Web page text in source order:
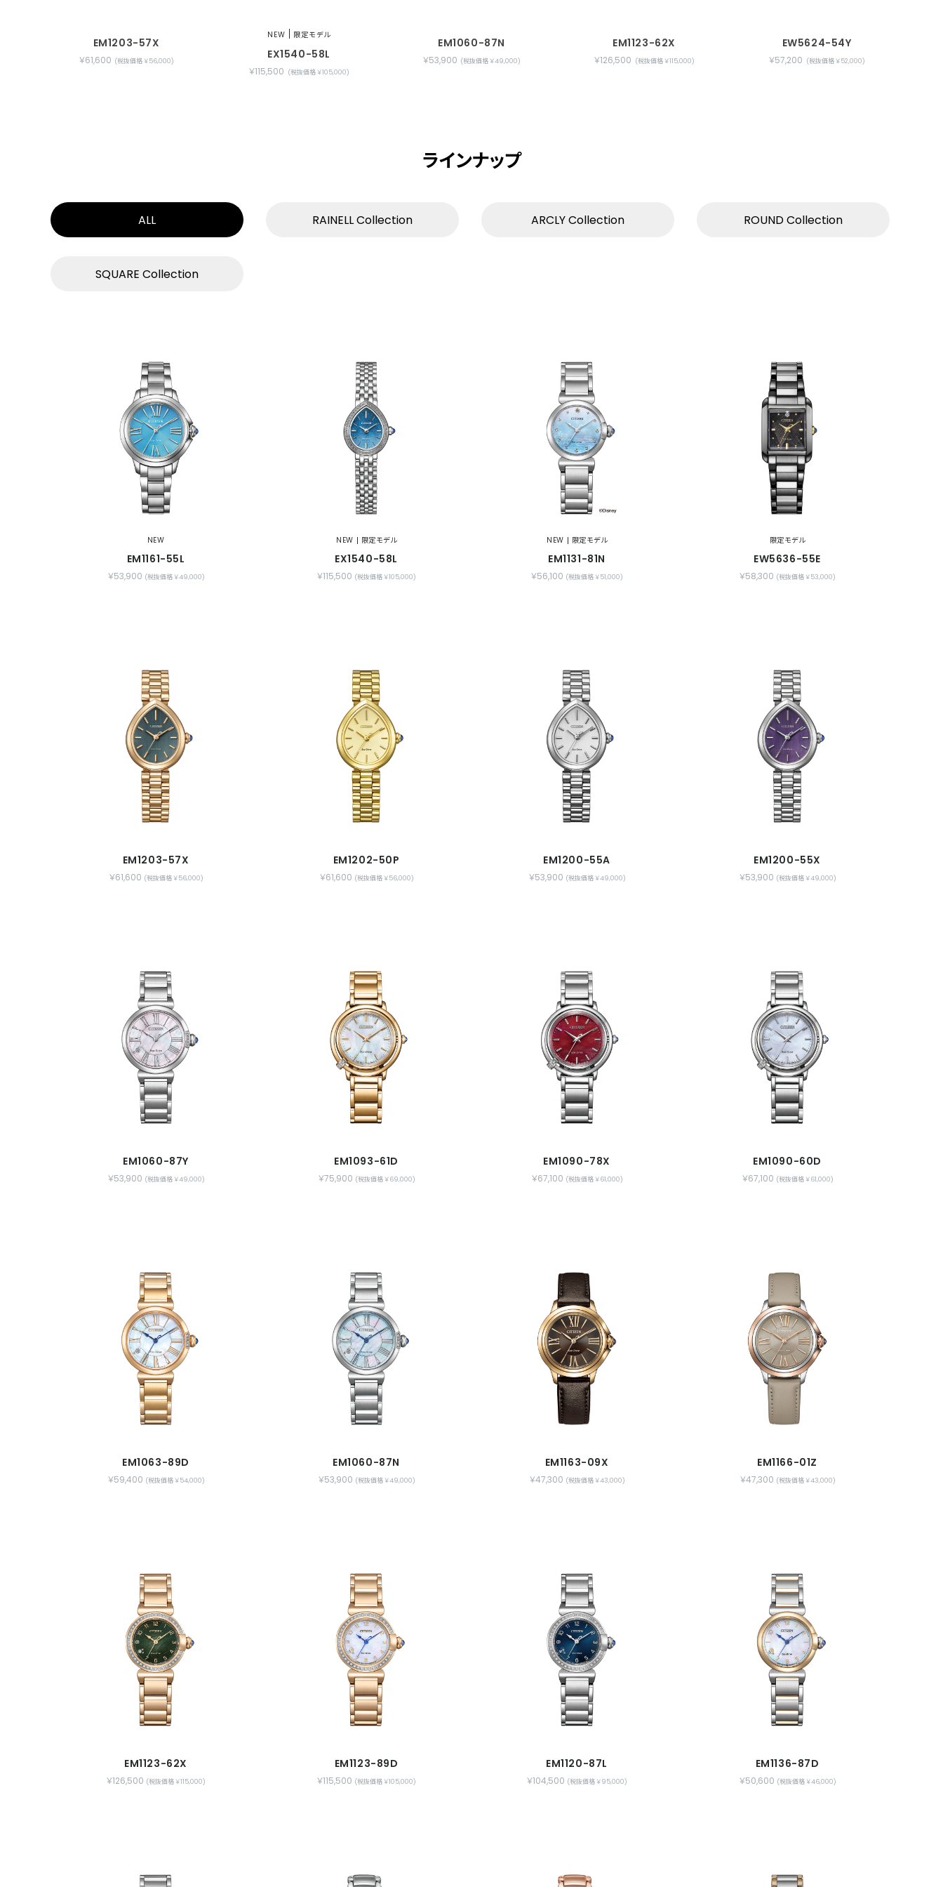
EM1203-57X
￥61,600 (税抜価格 ￥56,000)
NEW 限定モデル
EX1540-58L
￥115,500 (税抜価格 ￥105,000)
EM1060-87N
￥53,900 (税抜価格 ￥49,000)
EM1123-62X
￥126,500 (税抜価格 ￥115,000)
EW5624-54Y
￥57,200 (税抜価格 ￥52,000)
ラインナップ
ALL RAINELL Collection ARCLY Collection ROUND Collection
SQUARE Collection
NEW
EM1161-55L
￥53,900 (税抜価格 ￥49,000)
NEW 限定モデル
EX1540-58L
￥115,500 (税抜価格 ￥105,000)
NEW 限定モデル
EM1131-81N
￥56,100 (税抜価格 ￥51,000)
限定モデル
EW5636-55E
￥58,300 (税抜価格 ￥53,000)
EM1203-57X
￥61,600 (税抜価格 ￥56,000)
EM1202-50P
￥61,600 (税抜価格 ￥56,000)
EM1200-55A
￥53,900 (税抜価格 ￥49,000)
EM1200-55X
￥53,900 (税抜価格 ￥49,000)
EM1060-87Y
￥53,900 (税抜価格 ￥49,000)
EM1093-61D
￥75,900 (税抜価格 ￥69,000)
EM1090-78X
￥67,100 (税抜価格 ￥61,000)
EM1090-60D
￥67,100 (税抜価格 ￥61,000)
EM1063-89D
￥59,400 (税抜価格 ￥54,000)
EM1060-87N
￥53,900 (税抜価格 ￥49,000)
EM1163-09X
￥47,300 (税抜価格 ￥43,000)
EM1166-01Z
￥47,300 (税抜価格 ￥43,000)
EM1123-62X
￥126,500 (税抜価格 ￥115,000)
EM1123-89D
￥115,500 (税抜価格 ￥105,000)
EM1120-87L
￥104,500 (税抜価格 ￥95,000)
EM1136-87D
￥50,600 (税抜価格 ￥46,000)